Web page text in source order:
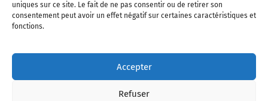
uniques sur ce site. Le fait de ne pas consentir ou de retirer son
consentement peut avoir un effet négatif sur certaines caractéristiques et
fonctions.
Accepter
Refuser
Adhérer à l’association Nous contacter
Politique de cookies (UE)